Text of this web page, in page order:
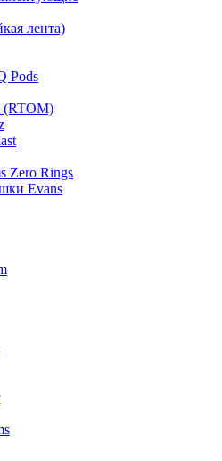
лента)
Pods
(RTOM)
Zero Rings
Evans